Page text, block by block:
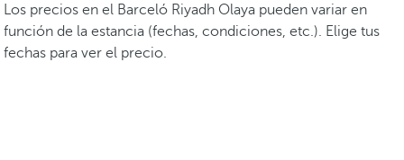
Los precios en el Barceló Riyadh Olaya pueden variar en
función de la estancia (fechas, condiciones, etc.). Elige tus
fechas para ver el precio.